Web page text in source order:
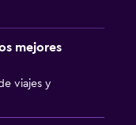
mejores
viajes y